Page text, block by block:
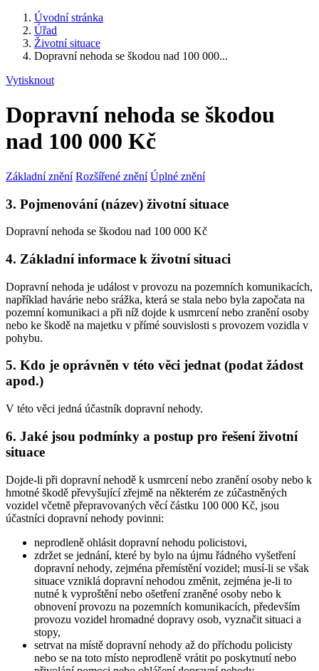
Úvodní stránka
Úřad
Životní situace
Dopravní nehoda se škodou nad 100 000...
Vytisknout
Dopravní nehoda se škodou
nad 100 000 Kč
Základní znění Rozšířené znění Úplné znění
3. Pojmenování (název) životní situace
Dopravní nehoda se škodou nad 100 000 Kč
4. Základní informace k životní situaci
Dopravní nehoda je událost v provozu na pozemních komunikacích,
například havárie nebo srážka, která se stala nebo byla započata na
pozemní komunikaci a při níž dojde k usmrcení nebo zranění osoby
nebo ke škodě na majetku v přímé souvislosti s provozem vozidla v
pohybu.
5. Kdo je oprávněn v této věci jednat (podat žádost
apod.)
V této věci jedná účastník dopravní nehody.
6. Jaké jsou podmínky a postup pro řešení životní
situace
Dojde-li při dopravní nehodě k usmrcení nebo zranění osoby nebo k
hmotné škodě převyšující zřejmě na některém ze zúčastněných
vozidel včetně přepravovaných věcí částku 100 000 Kč, jsou
účastníci dopravní nehody povinni:
neprodleně ohlásit dopravní nehodu policistovi,
zdržet se jednání, které by bylo na újmu řádného vyšetření
dopravní nehody, zejména přemístění vozidel; musí-li se však
situace vzniklá dopravní nehodou změnit, zejména je-li to
nutné k vyproštění nebo ošetření zraněné osoby nebo k
obnovení provozu na pozemních komunikacích, především
provozu vozidel hromadné dopravy osob, vyznačit situaci a
stopy,
setrvat na místě dopravní nehody až do příchodu policisty
nebo se na toto místo neprodleně vrátit po poskytnutí nebo